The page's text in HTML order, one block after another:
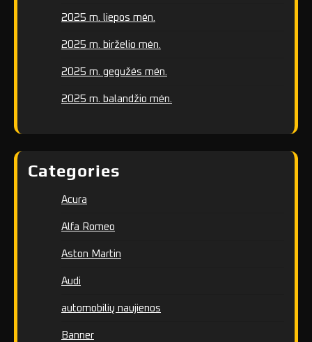
2025 m. liepos mėn.
2025 m. birželio mėn.
2025 m. gegužės mėn.
2025 m. balandžio mėn.
Categories
Acura
Alfa Romeo
Aston Martin
Audi
automobilių naujienos
Banner